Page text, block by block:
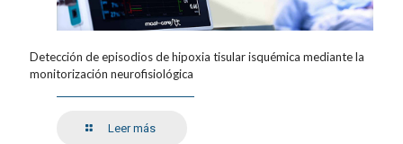
Detección de episodios de hipoxia tisular isquémica mediante la
monitorización neurofisiológica
Leer más